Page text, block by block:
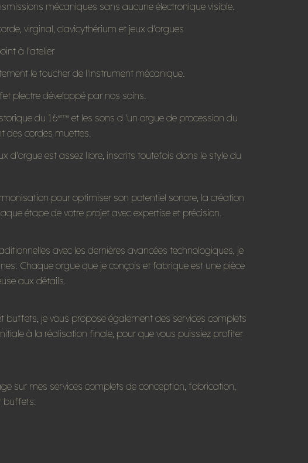
mécaniques sans aucune électronique visible.
virginal, clavicythérium et jeux d'orgues
à l'atelier
le toucher de l'instrument mécanique.
plectre développé par nos soins.
du 16emeet les sons d 'un orgue de procession du
des cordes muettes.
d'orgue est assez libre, inscrits toutefois dans le style du
pour optimiser son potentiel sonore, la création
étape de votre projet avec expertise et précision.
avec les dernières avancées technologiques, je
Chaque orgue que je conçois et fabrique est une pièce
aux détails.
je vous propose également des services complets
à la réalisation finale, pour que vous puissiez profiter
sur mes services complets de conception, fabrication,
buffets.